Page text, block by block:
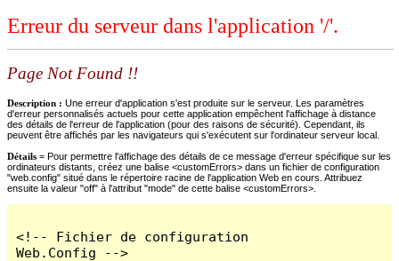
Erreur du serveur dans l'application '/'.
Page Not Found !!
Description : Une erreur d'application s'est produite sur le serveur. Les paramètres
d'erreur personnalisés actuels pour cette application empêchent l'affichage à distance
des détails de l'erreur de l'application (pour des raisons de sécurité). Cependant, ils
peuvent être affichés par les navigateurs qui s'exécutent sur l'ordinateur serveur local.
Détails = Pour permettre l'affichage des détails de ce message d'erreur spécifique sur les
ordinateurs distants, créez une balise <customErrors> dans un fichier de configuration
"web.config" situé dans le répertoire racine de l'application Web en cours. Attribuez
ensuite la valeur "off" à l'attribut "mode" de cette balise <customErrors>.
<!-- Fichier de configuration
Web.Config -->